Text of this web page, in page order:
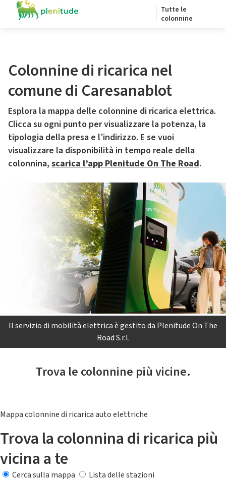
Tutte le
colonnine
Colonnine di ricarica nel
comune di Caresanablot
Esplora la mappa delle colonnine di ricarica elettrica.
Clicca su ogni punto per visualizzare la potenza, la
tipologia della presa e l’indirizzo. E se vuoi
visualizzare la disponibilità in tempo reale della
colonnina, scarica l’app Plenitude On The Road.
Il servizio di mobilità elettrica è gestito da Plenitude On The
Road S.r.l.
Trova le colonnine più vicine.
Mappa colonnine di ricarica auto elettriche
Trova la colonnina di ricarica più
vicina a te
Cerca sulla mappa
Lista delle stazioni